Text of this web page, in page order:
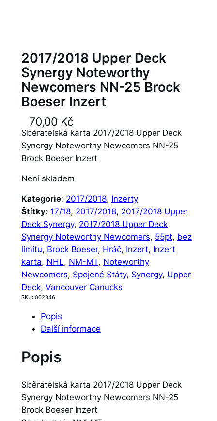
2017/2018 Upper Deck
Synergy Noteworthy
Newcomers NN-25 Brock
Boeser Inzert
70,00 Kč
Sběratelská karta 2017/2018 Upper Deck
Synergy Noteworthy Newcomers NN-25
Brock Boeser Inzert
Není skladem
Kategorie: 2017/2018, Inzerty
Štítky: 17/18, 2017/2018, 2017/2018 Upper
Deck Synergy, 2017/2018 Upper Deck
Synergy Noteworthy Newcomers, 55pt, bez
limitu, Brock Boeser, Hráč, Inzert, Inzert
karta, NHL, NM-MT, Noteworthy
Newcomers, Spojené Státy, Synergy, Upper
Deck, Vancouver Canucks
SKU: 002346
Popis
Další informace
Popis
Sběratelská karta 2017/2018 Upper Deck
Synergy Noteworthy Newcomers NN-25
Brock Boeser Inzert